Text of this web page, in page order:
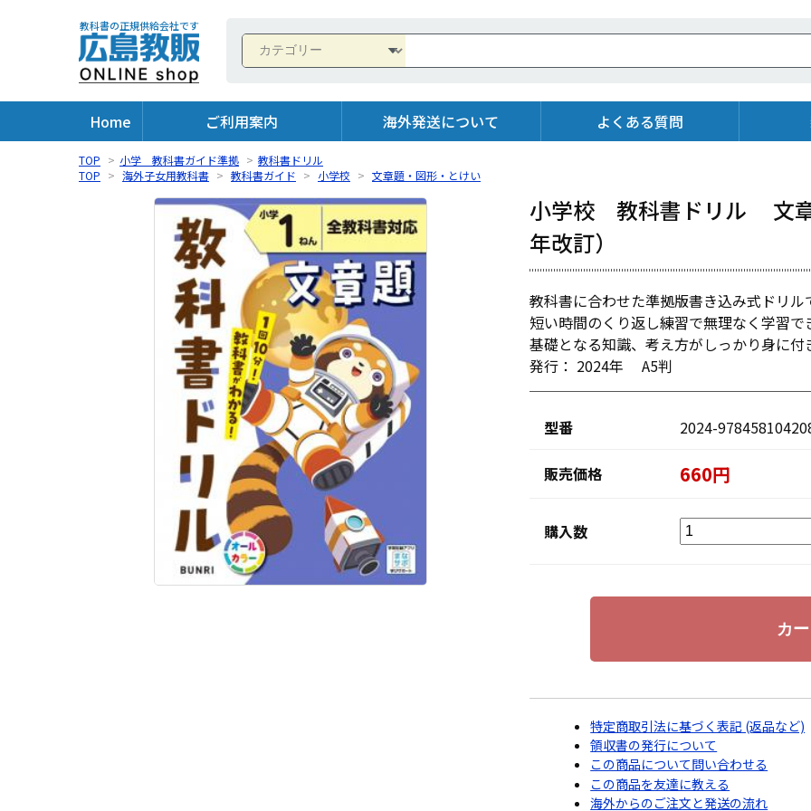
教科書の正規供給会社です
Home ご利用案内 海外発送について よくある質問
TOP > 小学 教科書ガイド準拠 > 教科書ドリル
TOP > 海外子女用教科書 > 教科書ガイド > 小学校 > 文章題・図形・とけい
小学校 教科書ドリル 文
年改訂）
教科書に合わせた準拠版書き込み式ドリル
短い時間のくり返し練習で無理なく学習で
基礎となる知識、考え方がしっかり身に付
発行： 2024年 A5判
型番 2024-
販売価格 660円
購入数
特定商取引法に基づく表記 (返品など)
領収書の発行について
この商品について問い合わせる
この商品を友達に教える
海外からのご注文と発送の流れ